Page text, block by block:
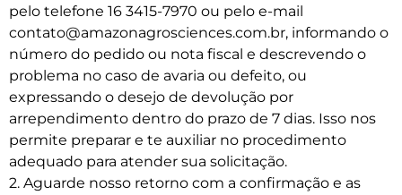
pelo telefone 16 3415-7970 ou pelo e-mail
contato@amazonagrosciences.com.br, informando o
número do pedido ou nota fiscal e descrevendo o
problema no caso de avaria ou defeito, ou
expressando o desejo de devolução por
arrependimento dentro do prazo de 7 dias. Isso nos
permite preparar e te auxiliar no procedimento
adequado para atender sua solicitação.
2. Aguarde nosso retorno com a confirmação e as